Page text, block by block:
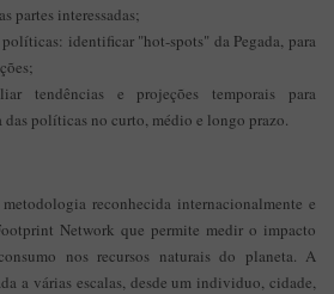
partes interessadas;
identificar "hot-spots" da Pegada, para
tendências e projeções temporais para
políticas no curto, médio e longo prazo.
reconhecida internacionalmente e
Network que permite medir o impacto
nos recursos naturais do planeta. A
a várias escalas, desde um individuo, cidade,